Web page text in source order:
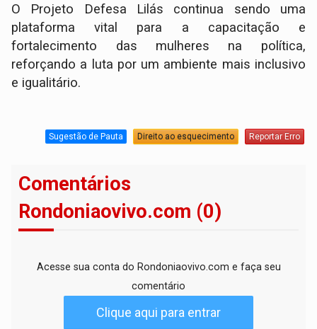
O Projeto Defesa Lilás continua sendo uma
plataforma vital para a capacitação e
fortalecimento das mulheres na política,
reforçando a luta por um ambiente mais inclusivo
e igualitário.
Sugestão de Pauta Direito ao esquecimento Reportar Erro
Comentários
Rondoniaovivo.com (0)
Acesse sua conta do Rondoniaovivo.com e faça seu
comentário
Clique aqui para entrar